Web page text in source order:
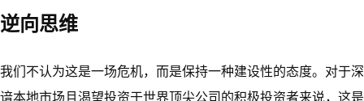
逆向思维
我们不认为这是一场危机，而是保持一种建设性的态度。对于深
谙本地市场且渴望投资于世界顶尖公司的积极投资者来说，这是